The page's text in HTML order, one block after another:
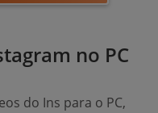
no PC
do Ins para o PC,